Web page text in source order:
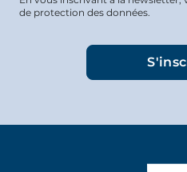
de protection des données.